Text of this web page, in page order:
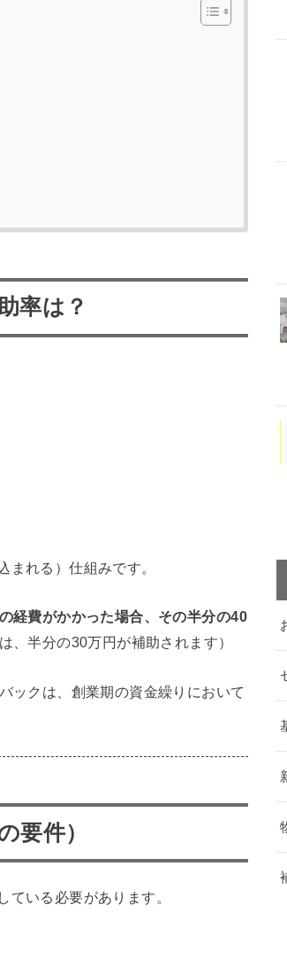
率は？
れる）仕組みです。
経費がかかった場合、その半分の40
半分の30万円が補助されます）
ックは、創業期の資金繰りにおいて
要件）
ている必要があります。